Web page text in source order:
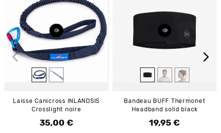
Laisse Canicross INLANDSIS
Crosslight noire
Prix
35,00 €
Bandeau BUFF Thermonet
Headband solid black
Prix
19,95 €